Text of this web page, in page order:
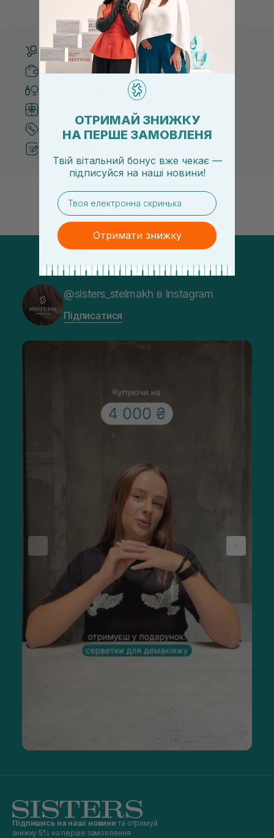
засобу для себе стає справжнім викликом. 2025 р...
завдяки великій кількості
Безкоштовна доставка від 3000 UAH
Безпечні способи оплати
Тільки оригінальна косметика
Кращі ціни та топ товари
@sisters_stelmakh в Instagram
Підписатися
Підпишись на наші новини та отримуй
знижку 5% на перше замовлення
ОТРИМАЙ ЗНИЖКУ
НА ПЕРШЕ ЗАМОВЛЕНЯ
Твій вітальний бонус вже чекає —
підписуйся на наші новини!
email
Отримати знижку